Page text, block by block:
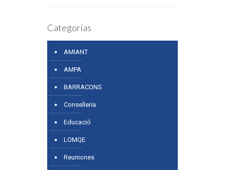
Categorías
AMIANT
AMPA
BARRACONS
Conselleria
Educació
LOMQE
Reuniones